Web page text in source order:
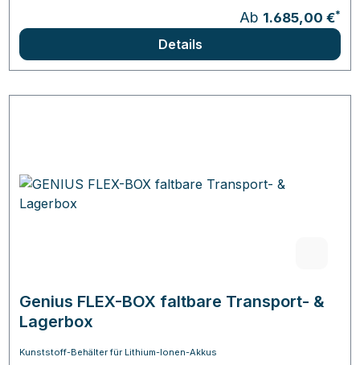
Ab 1.685,00 €*
Details
Genius FLEX-BOX faltbare Transport- &
Lagerbox
Kunststoff-Behälter für Lithium-Ionen-Akkus